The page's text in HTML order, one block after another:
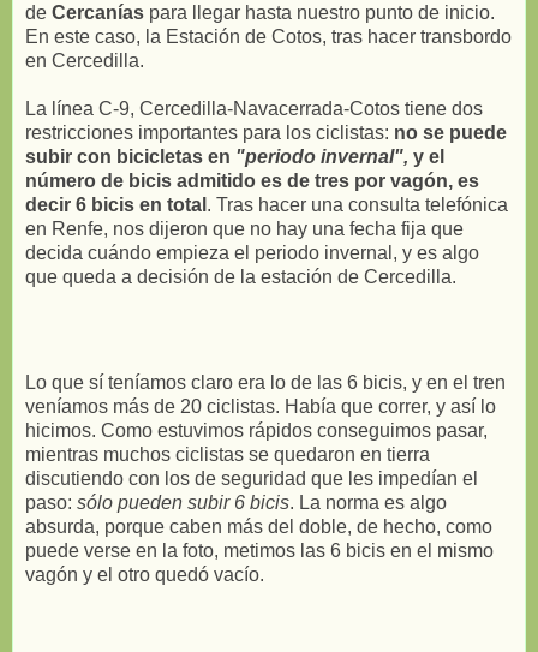
de Cercanías para llegar hasta nuestro punto de inicio.
En este caso, la Estación de Cotos, tras hacer transbordo
en Cercedilla.
La línea C-9, Cercedilla-Navacerrada-Cotos tiene dos
restricciones importantes para los ciclistas: no se puede
subir con bicicletas en "periodo invernal", y el
número de bicis admitido es de tres por vagón, es
decir 6 bicis en total . Tras hacer una consulta telefónica
en Renfe, nos dijeron que no hay una fecha fija que
decida cuándo empieza el periodo invernal, y es algo
que queda a decisión de la estación de Cercedilla.
Lo que sí teníamos claro era lo de las 6 bicis, y en el tren
veníamos más de 20 ciclistas. Había que correr, y así lo
hicimos. Como estuvimos rápidos conseguimos pasar,
mientras muchos ciclistas se quedaron en tierra
discutiendo con los de seguridad que les impedían el
paso: sólo pueden subir 6 bicis. La norma es algo
absurda, porque caben más del doble, de hecho, como
puede verse en la foto, metimos las 6 bicis en el mismo
vagón y el otro quedó vacío.